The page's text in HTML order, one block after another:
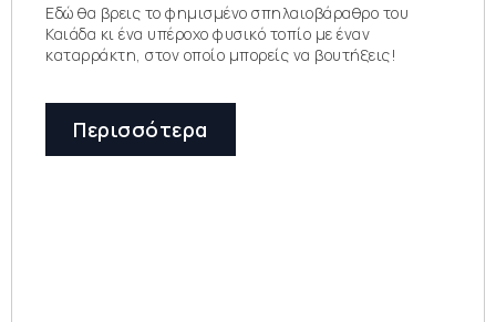
Εδώ θα βρεις το φημισμένο σπηλαιοβάραθρο του
Καιάδα κι ένα υπέροχο φυσικό τοπίο με έναν
καταρράκτη, στον οποίο μπορείς να βουτήξεις!
Περισσότερα